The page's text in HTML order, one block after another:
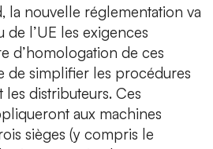
la nouvelle réglementation va
de l’UE les exigences
d’homologation de ces
de simplifier les procédures
distributeurs. Ces
aux machines
sièges (y compris le